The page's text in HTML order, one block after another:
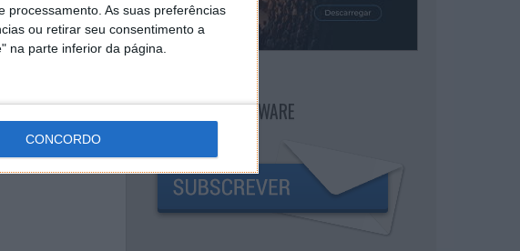
processamento. As suas preferências
ou retirar seu consentimento a
na parte inferior da página.
CONCORDO
NEWSLETTER PPLWARE